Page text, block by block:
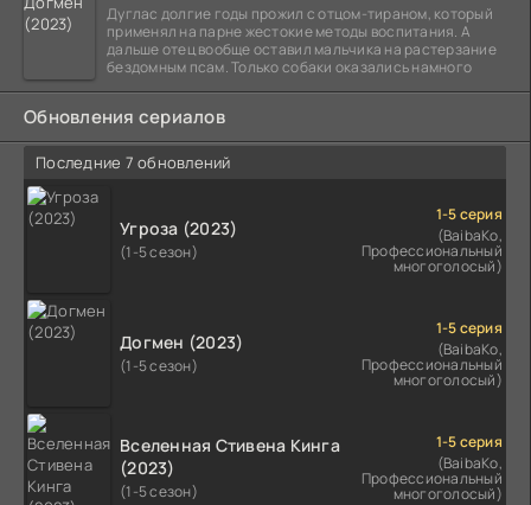
Дуглас долгие годы прожил с отцом-тираном, который
применял на парне жестокие методы воспитания. А
дальше отец вообще оставил мальчика на растерзание
бездомным псам. Только собаки оказались намного
Обновления сериалов
Последние 7 обновлений
Угроза (2023)
(1-5 сезон)
1-5 серия
(BaibaKo,
Профессиональный
многоголосый)
Догмен (2023)
(1-5 сезон)
1-5 серия
(BaibaKo,
Профессиональный
многоголосый)
Вселенная Стивена Кинга
(2023)
(1-5 сезон)
1-5 серия
(BaibaKo,
Профессиональный
многоголосый)